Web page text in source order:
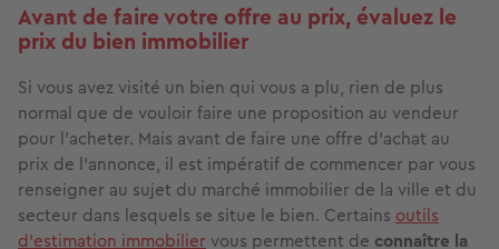
Avant de faire votre offre au prix, évaluez le
prix du bien immobilier
Si vous avez visité un bien qui vous a plu, rien de plus
normal que de vouloir faire une proposition au vendeur
pour l’acheter. Mais avant de faire une offre d’achat au
prix de l’annonce, il est impératif de commencer par vous
renseigner au sujet du marché immobilier de la ville et du
secteur dans lesquels se situe le bien. Certains outils
d’estimation immobilier vous permettent de connaître la